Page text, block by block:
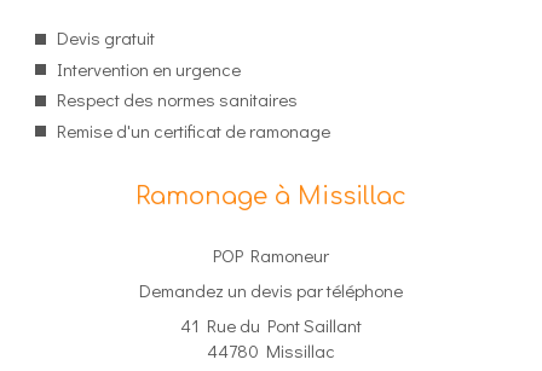
Devis gratuit
Intervention en urgence
Respect des normes sanitaires
Remise d'un certificat de ramonage
Ramonage à Missillac
POP Ramoneur
Demandez un devis par téléphone
41 Rue du Pont Saillant
44780 Missillac